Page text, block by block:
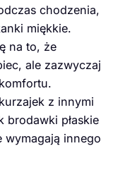
chodzenia,
miękkie.
na to, że
ale zazwyczaj
z innymi
brodawki płaskie
wymagają innego